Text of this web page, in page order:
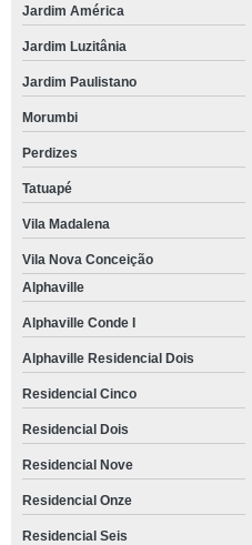
Jardim América
Jardim Luzitânia
Jardim Paulistano
Morumbi
Perdizes
Tatuapé
Vila Madalena
Vila Nova Conceição
Alphaville
Alphaville Conde I
Alphaville Residencial Dois
Residencial Cinco
Residencial Dois
Residencial Nove
Residencial Onze
Residencial Seis